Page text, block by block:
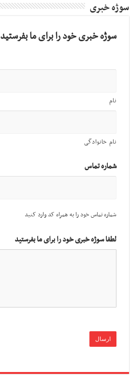
سوژه خبری
سوژه خبری خود را برای ما بفرستید
نام
نام خانوادگی
شماره تماس
شماره تماس خود را به همراه کد وارد کنید
لطفا سوژه خبری خود را برای ما بفرستید